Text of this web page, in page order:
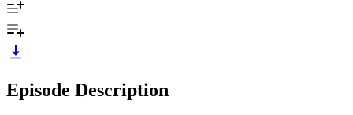
Episode Description